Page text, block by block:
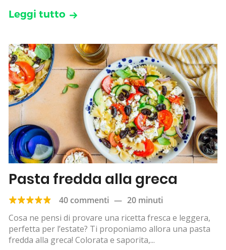
Leggi tutto
Pasta fredda alla greca
40 commenti — 20 minuti
Cosa ne pensi di provare una ricetta fresca e leggera,
perfetta per l’estate? Ti proponiamo allora una pasta
fredda alla greca! Colorata e saporita,...